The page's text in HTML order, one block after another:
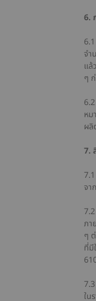
6.
จำ
แล้
ๆ
หม
ผ
7.
จา
ภา
ๆ
ที่มี
ใน